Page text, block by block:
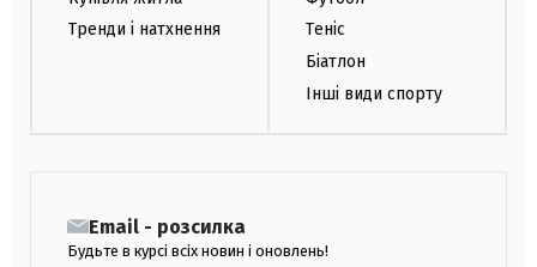
Тренди і натхнення
Теніс
Біатлон
Інші види спорту
Email - розсилка
Будьте в курсі всіх новин і оновлень!